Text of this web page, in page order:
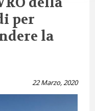
per
la
22 Marzo, 2020